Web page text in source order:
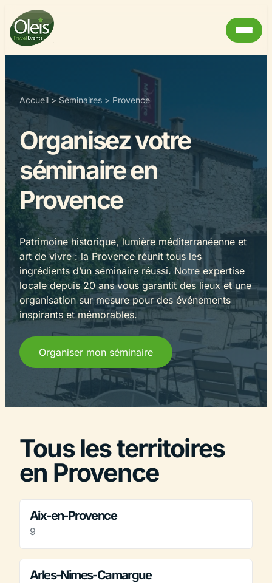
Accueil > Séminaires > Provence
Organisez votre
séminaire en
Provence
Patrimoine historique, lumière méditerranéenne et
art de vivre : la Provence réunit tous les
ingrédients d’un séminaire réussi. Notre expertise
locale depuis 20 ans vous garantit des lieux et une
organisation sur mesure pour des événements
inspirants et mémorables.
Organiser mon séminaire
Tous les territoires
en Provence
Aix-en-Provence
9
Arles-Nimes-Camargue